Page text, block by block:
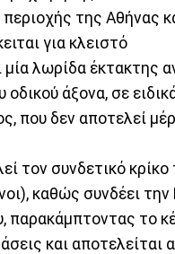
της Αθήνας
για κλειστό
λωρίδα έκτακτης
άξονα, σε
που δεν αποτελεί
τον συνδετικό κρίκο
καθώς συνδέει την
παρακάμπτοντας το
και αποτελείται